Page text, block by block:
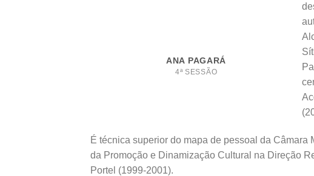
ANA PAGARÁ
4ª SESSÃO
É técnica superior do mapa de pessoal da
da Promoção e Dinamização Cultural na Direção
Portel (1999-2001).